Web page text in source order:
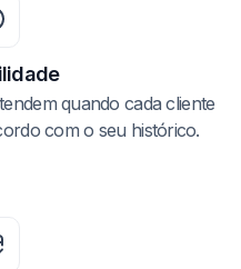
quando cada cliente
com o seu histórico.